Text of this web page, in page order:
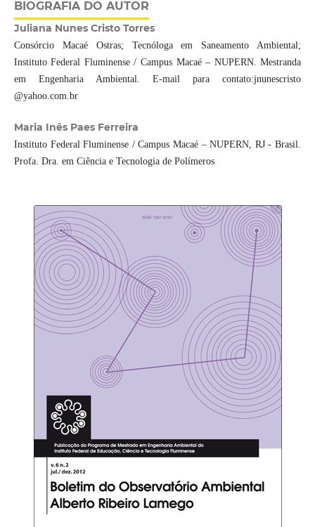
BIOGRAFIA DO AUTOR
Juliana Nunes Cristo Torres
Consórcio Macaé Ostras; Tecnóloga em Saneamento Ambiental;
Instituto Federal Fluminense / Campus Macaé – NUPERN. Mestranda
em Engenharia Ambiental. E-mail para contato:jnunescristo
@yahoo.com.br
Maria Inês Paes Ferreira
Instituto Federal Fluminense / Campus Macaé – NUPERN, RJ - Brasil.
Profa. Dra. em Ciência e Tecnologia de Polímeros